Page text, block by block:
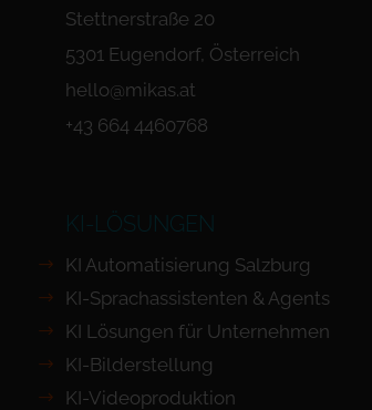
Stettnerstraße 20
5301 Eugendorf, Österreich
hello@mikas.at
+43 664 4460768
KI-LÖSUNGEN
KI Automatisierung Salzburg
KI-Sprachassistenten & Agents
KI Lösungen für Unternehmen
KI-Bilderstellung
KI-Videoproduktion